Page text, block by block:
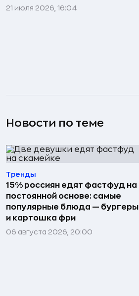
21 июля 2026, 16:04
Новости по теме
Тренды
15% россиян едят фастфуд на
постоянной основе: самые
популярные блюда — бургеры
и картошка фри
06 августа 2026, 20:00